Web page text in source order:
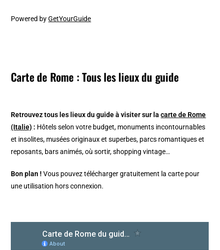
Powered byGetYourGuide
Carte de Rome : Tous les lieux du guide
Retrouvez tous les lieux du guide à visiter sur lacarte de Rome
(Italie) : Hôtels selon votre budget, monuments incontournables
et insolites, musées originaux et superbes, parcs romantiques et
reposants, bars animés, où sortir, shopping vintage…
Bon plan ! Vous pouvez télécharger gratuitement la carte pour
une utilisation hors connexion.